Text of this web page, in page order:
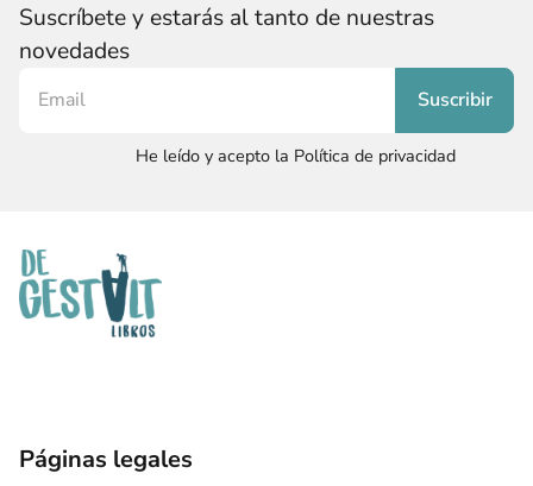
Suscríbete y estarás al tanto de nuestras
novedades
He leído y acepto la Política de privacidad
Páginas legales